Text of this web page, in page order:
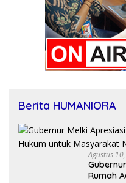
Berita HUMANIORA
Agustus
Rumah